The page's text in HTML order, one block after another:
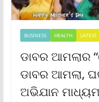
BUSINESS HEALTH LATEST
ଡାବର ଆମଲାର
ଡାବର ଆମଲା,
ଅଭିଯାନ